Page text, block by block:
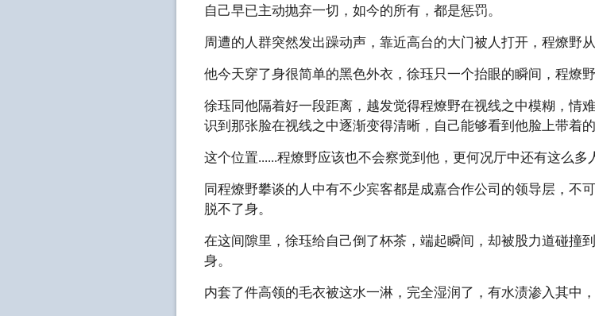
自己早已主动抛弃一切，如今的所有，都是惩罚。
周遭的人群突然发出躁动声，靠近高台的大门被人打开，程燎野从
他今天穿了身很简单的黑色外衣，徐珏只一个抬眼的瞬间，程燎
徐珏同他隔着好一段距离，越发觉得程燎野在视线之中模糊，情
识到那张脸在视线之中逐渐变得清晰，自己能够看到他脸上带着
这个位置......程燎野应该也不会察觉到他，更何况厅中还有这么多
同程燎野攀谈的人中有不少宾客都是成嘉合作公司的领导层，不
脱不了身。
在这间隙里，徐珏给自己倒了杯茶，端起瞬间，却被股力道碰撞
身。
内套了件高领的毛衣被这水一淋，完全湿润了，有水渍渗入其中